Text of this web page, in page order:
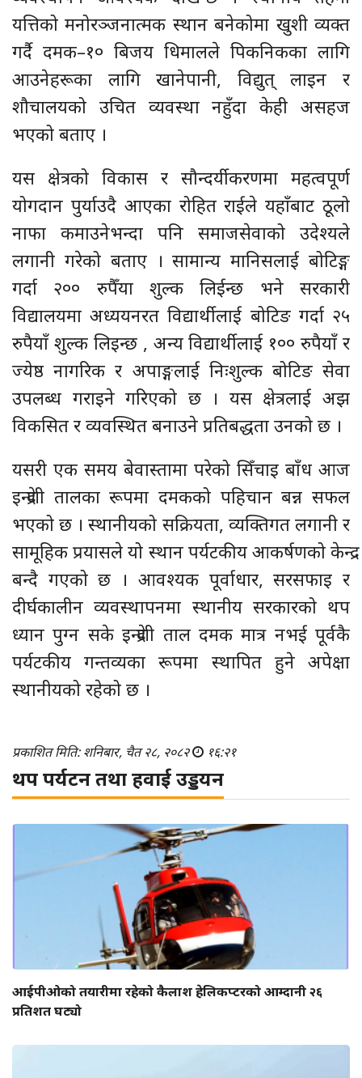
यत्तिको मनोरञ्जनात्मक स्थान बनेकोमा खुशी व्यक्त
गर्दै दमक–१० बिजय धिमालले पिकनिकका लागि
आउनेहरूका लागि खानेपानी, विद्युत् लाइन र
शौचालयको उचित व्यवस्था नहुँदा केही असहज
भएको बताए ।
यस क्षेत्रको विकास र सौन्दर्यीकरणमा महत्वपूर्ण
योगदान पुर्याउदै आएका रोहित राईले यहाँबाट ठूलो
नाफा कमाउनेभन्दा पनि समाजसेवाको उदेश्यले
लगानी गरेको बताए । सामान्य मानिसलाई बोटिङ्ग
गर्दा २०० रुपैँया शुल्क लिईन्छ भने सरकारी
विद्यालयमा अध्ययनरत विद्यार्थीलाई बोटिङ गर्दा २५
रुपैयाँ शुल्क लिइन्छ , अन्य विद्यार्थीलाई १०० रुपैयाँ र
ज्येष्ठ नागरिक र अपाङ्गलाई निःशुल्क बोटिङ सेवा
उपलब्ध गराइने गरिएको छ । यस क्षेत्रलाई अझ
विकसित र व्यवस्थित बनाउने प्रतिबद्धता उनको छ ।
यसरी एक समय बेवास्तामा परेको सिँचाइ बाँध आज
इन्द्रेणी तालका रूपमा दमकको पहिचान बन्न सफल
भएको छ । स्थानीयको सक्रियता, व्यक्तिगत लगानी र
सामूहिक प्रयासले यो स्थान पर्यटकीय आकर्षणको केन्द्र
बन्दै गएको छ । आवश्यक पूर्वाधार, सरसफाइ र
दीर्घकालीन व्यवस्थापनमा स्थानीय सरकारको थप
ध्यान पुग्न सके इन्द्रेणी ताल दमक मात्र नभई पूर्वकै
पर्यटकीय गन्तव्यका रूपमा स्थापित हुने अपेक्षा
स्थानीयको रहेको छ ।
प्रकाशित मिति: शनिबार, चैत २८, २०८२ १६:२१
थप पर्यटन तथा हवाई उड्डयन
आईपीओको तयारीमा रहेको कैलाश हेलिकप्टरको आम्दानी २६
प्रतिशत घट्यो